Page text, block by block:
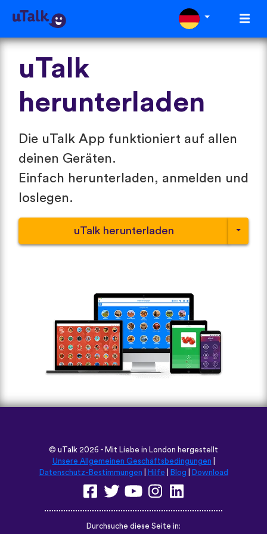
uTalk
herunterladen
Die uTalk App funktioniert auf allen
deinen Geräten.
Einfach herunterladen, anmelden und
loslegen.
uTalk herunterladen Wähle
© uTalk 2026 - Mit Liebe in London hergestellt
Unsere Allgemeinen Geschäftsbedingungen
Datenschutz-Bestimmungen
Hilfe Blog Download
Durchsuche diese Seite in: